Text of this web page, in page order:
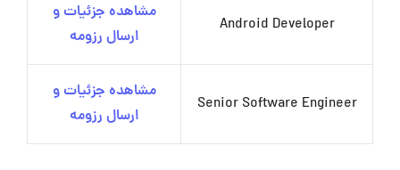
Android Developer
مشاهده جزئیات و
ارسال رزومه
Senior Software Engineer
مشاهده جزئیات و
ارسال رزومه